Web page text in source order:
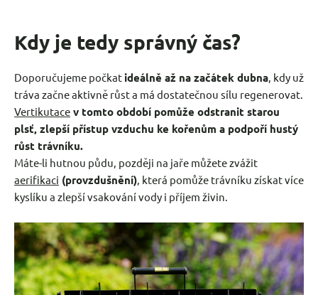
Kdy je tedy správný čas?
Doporučujeme počkatideálně až na začátek dubna, kdy už
tráva začne aktivně růst a má dostatečnou sílu regenerovat.
Vertikutace v tomto období pomůže odstranit starou
plsť, zlepší přístup vzduchu ke kořenům a podpoří hustý
růst trávníku.
Máte-li hutnou půdu, později na jaře můžete zvážit
aerifikaci (provzdušnění), která pomůže trávníku získat více
kyslíku a zlepší vsakování vody i příjem živin.